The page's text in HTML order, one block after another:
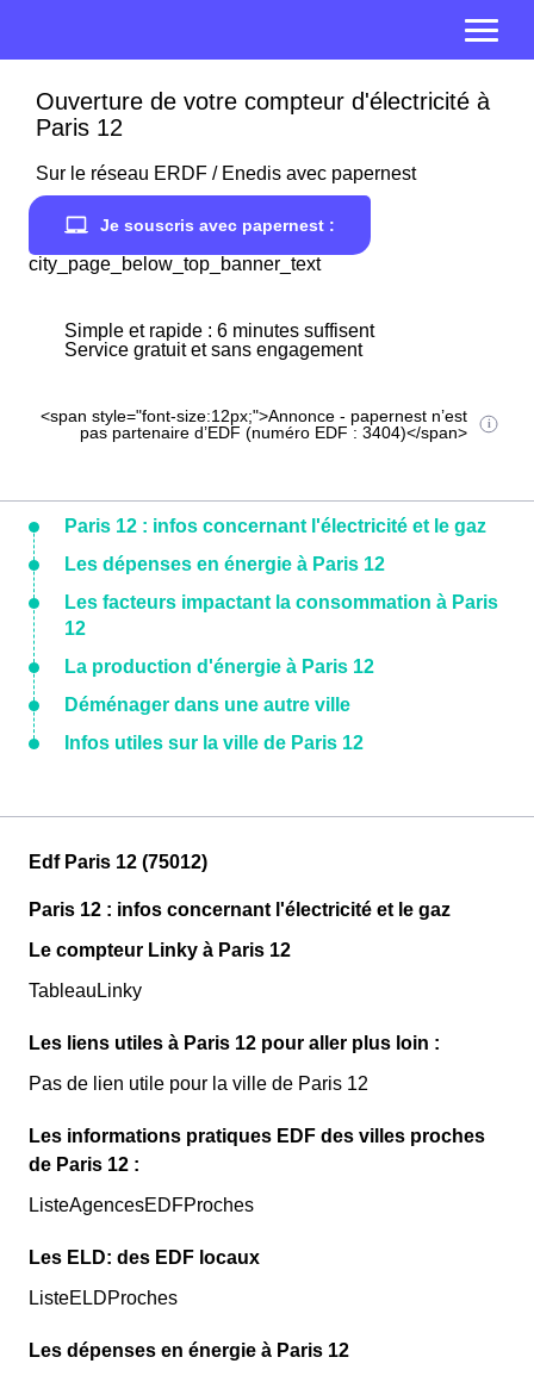
Ouverture de votre compteur d'électricité à
Paris 12
Sur le réseau ERDF / Enedis avec papernest
Je souscris avec papernest :
city_page_below_top_banner_text
Simple et rapide : 6 minutes suffisent
Service gratuit et sans engagement
<span style="font-size:12px;">Annonce - papernest n’est
pas partenaire d’EDF (numéro EDF : 3404)</span>
Paris 12 : infos concernant l'électricité et le gaz
Les dépenses en énergie à Paris 12
Les facteurs impactant la consommation à Paris
12
La production d'énergie à Paris 12
Déménager dans une autre ville
Infos utiles sur la ville de Paris 12
Edf Paris 12 (75012)
Paris 12 : infos concernant l'électricité et le gaz
Le compteur Linky à Paris 12
TableauLinky
Les liens utiles à Paris 12 pour aller plus loin :
Pas de lien utile pour la ville de Paris 12
Les informations pratiques EDF des villes proches
de Paris 12 :
ListeAgencesEDFProches
Les ELD: des EDF locaux
ListeELDProches
Les dépenses en énergie à Paris 12